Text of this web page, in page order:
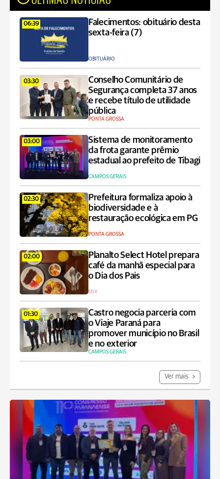
06:39
Falecimentos: obituário desta
sexta-feira (7)
OBITUÁRIO
03:30
Conselho Comunitário de
Segurança completa 37 anos
e recebe título de utilidade
pública
PONTA GROSSA
03:00
Sistema de monitoramento
da frota garante prêmio
estadual ao prefeito de Tibagi
CAMPOS GERAIS
02:30
Prefeitura formaliza apoio à
biodiversidade e à
restauração ecológica em PG
PONTA GROSSA
02:00
Planalto Select Hotel prepara
café da manhã especial para
o Dia dos Pais
MIX
01:30
Castro negocia parceria com
o Viaje Paraná para
promover município no Brasil
e no exterior
CAMPOS GERAIS
Ver mais